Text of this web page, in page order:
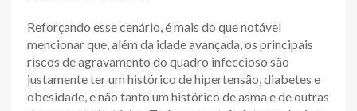
Reforçando esse cenário, é mais do que notável
mencionar que, além da idade avançada, os principais
riscos de agravamento do quadro infeccioso são
justamente ter um histórico de hipertensão, diabetes e
obesidade, e não tanto um histórico de asma e de outras